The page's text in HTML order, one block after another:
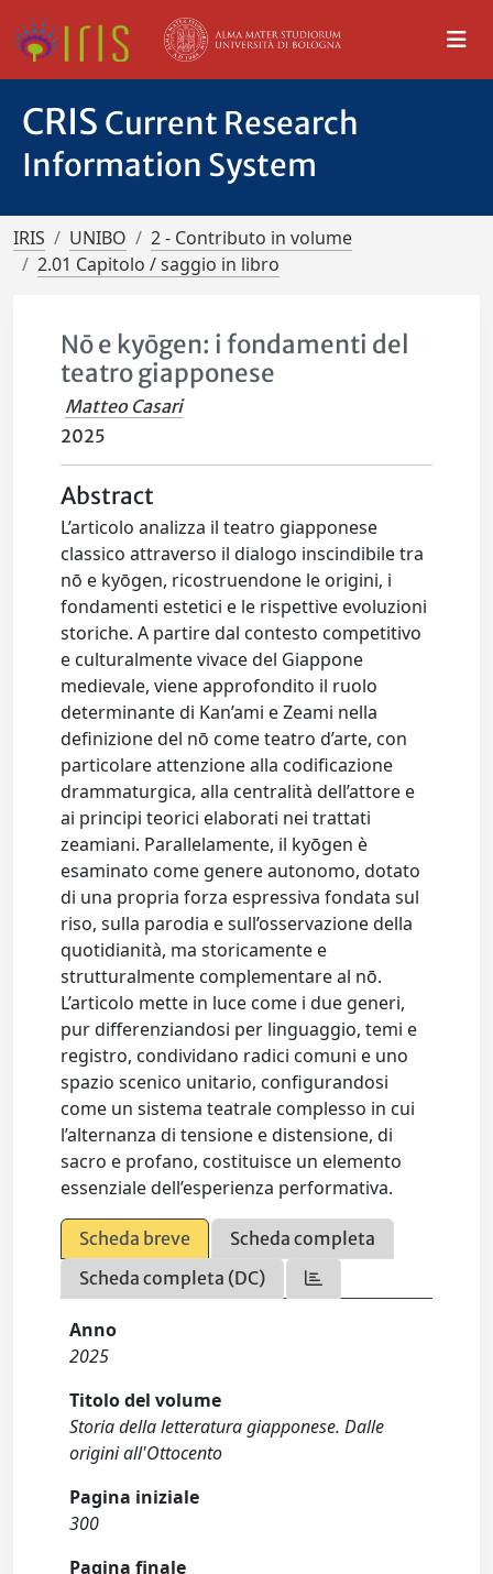
CRIS Current Research
Information System
IRIS UNIBO
2 - Contributo in volume
2.01 Capitolo / saggio in libro
Nō e kyōgen: i fondamenti del
teatro giapponese
Matteo Casari
2025
Abstract
L’articolo analizza il teatro giapponese
classico attraverso il dialogo inscindibile tra
nō e kyōgen, ricostruendone le origini, i
fondamenti estetici e le rispettive evoluzioni
storiche. A partire dal contesto competitivo
e culturalmente vivace del Giappone
medievale, viene approfondito il ruolo
determinante di Kan’ami e Zeami nella
definizione del nō come teatro d’arte, con
particolare attenzione alla codificazione
drammaturgica, alla centralità dell’attore e
ai principi teorici elaborati nei trattati
zeamiani. Parallelamente, il kyōgen è
esaminato come genere autonomo, dotato
di una propria forza espressiva fondata sul
riso, sulla parodia e sull’osservazione della
quotidianità, ma storicamente e
strutturalmente complementare al nō.
L’articolo mette in luce come i due generi,
pur differenziandosi per linguaggio, temi e
registro, condividano radici comuni e uno
spazio scenico unitario, configurandosi
come un sistema teatrale complesso in cui
l’alternanza di tensione e distensione, di
sacro e profano, costituisce un elemento
essenziale dell’esperienza performativa.
Scheda breve
Scheda completa
Scheda completa (DC)
Anno
2025
Titolo del volume
Storia della letteratura giapponese. Dalle
origini all'Ottocento
Pagina iniziale
300
Pagina finale